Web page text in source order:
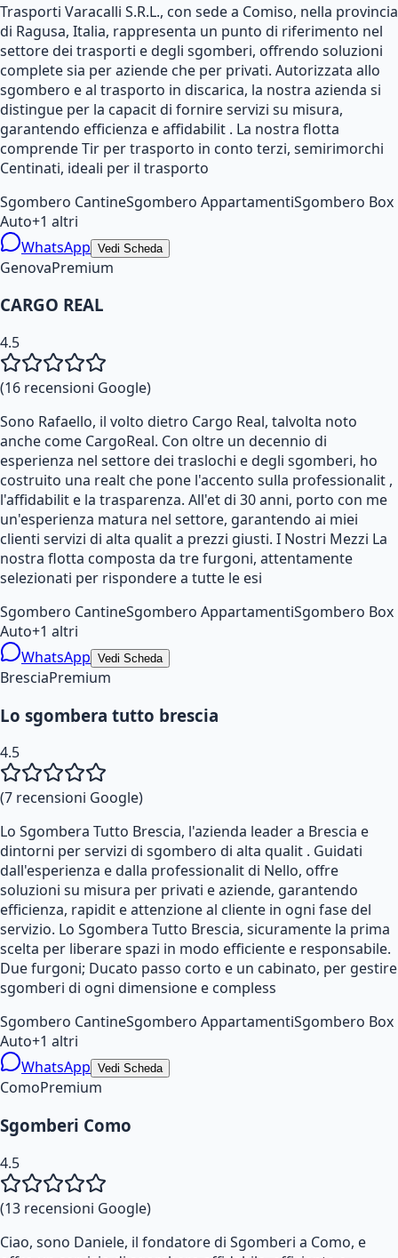
Trasporti Varacalli S.R.L., con sede a Comiso, nella provincia
di Ragusa, Italia, rappresenta un punto di riferimento nel
settore dei trasporti e degli sgomberi, offrendo soluzioni
complete sia per aziende che per privati. Autorizzata allo
sgombero e al trasporto in discarica, la nostra azienda si
distingue per la capacit di fornire servizi su misura,
garantendo efficienza e affidabilit . La nostra flotta
comprende Tir per trasporto in conto terzi, semirimorchi
Centinati, ideali per il trasporto
Sgombero CantineSgombero AppartamentiSgombero Box
Auto+1 altri
WhatsApp Vedi Scheda
GenovaPremium
CARGO REAL
4.5
(16 recensioni Google)
Sono Rafaello, il volto dietro Cargo Real, talvolta noto
anche come CargoReal. Con oltre un decennio di
esperienza nel settore dei traslochi e degli sgomberi, ho
costruito una realt che pone l'accento sulla professionalit ,
l'affidabilit e la trasparenza. All'et di 30 anni, porto con me
un'esperienza matura nel settore, garantendo ai miei
clienti servizi di alta qualit a prezzi giusti. I Nostri Mezzi La
nostra flotta composta da tre furgoni, attentamente
selezionati per rispondere a tutte le esi
Sgombero CantineSgombero AppartamentiSgombero Box
Auto+1 altri
WhatsApp Vedi Scheda
BresciaPremium
Lo sgombera tutto brescia
4.5
(7 recensioni Google)
Lo Sgombera Tutto Brescia, l'azienda leader a Brescia e
dintorni per servizi di sgombero di alta qualit . Guidati
dall'esperienza e dalla professionalit di Nello, offre
soluzioni su misura per privati e aziende, garantendo
efficienza, rapidit e attenzione al cliente in ogni fase del
servizio. Lo Sgombera Tutto Brescia, sicuramente la prima
scelta per liberare spazi in modo efficiente e responsabile.
Due furgoni; Ducato passo corto e un cabinato, per gestire
sgomberi di ogni dimensione e compless
Sgombero CantineSgombero AppartamentiSgombero Box
Auto+1 altri
WhatsApp Vedi Scheda
ComoPremium
Sgomberi Como
4.5
(13 recensioni Google)
Ciao, sono Daniele, il fondatore di Sgomberi a Como, e